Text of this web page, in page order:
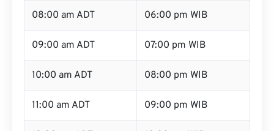
08:00 am ADT 06:00 pm WIB
09:00 am ADT 07:00 pm WIB
10:00 am ADT 08:00 pm WIB
11:00 am ADT 09:00 pm WIB